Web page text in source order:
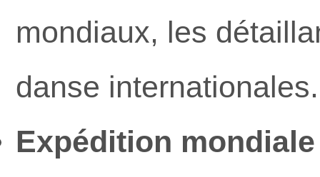
mondiaux, les
danse internationales.
Expédition